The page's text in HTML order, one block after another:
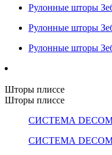
Рулонные шторы
Рулонные шторы
Рулонные шторы
Шторы плиссе
Шторы плиссе
СИСТЕМА
СИСТЕМА